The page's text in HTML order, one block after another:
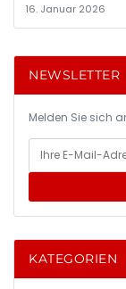
16. Januar 2026
NEWSLETTER
Melden Sie sich
KATEGORIEN